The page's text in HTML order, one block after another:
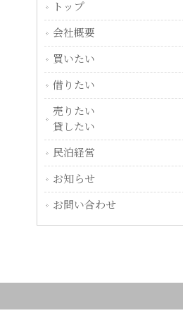
トップ
会社概要
買いたい
借りたい
売りたい
貸したい
民泊経営
お知らせ
お問い合わせ